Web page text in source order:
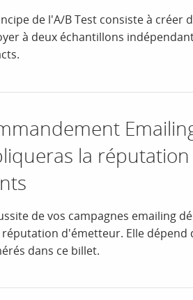
de l'A/B Test consiste à créer
à deux échantillons
la réputation
de vos campagnes emailing
d'émetteur. Elle dépend
dans ce billet.